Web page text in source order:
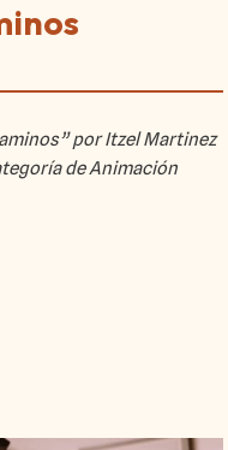
por Itzel Martinez
de Animación